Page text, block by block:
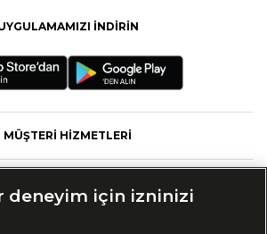
İNDİRİN
MÜŞTERİ HİZMETLERİ
deneyim için izninizi